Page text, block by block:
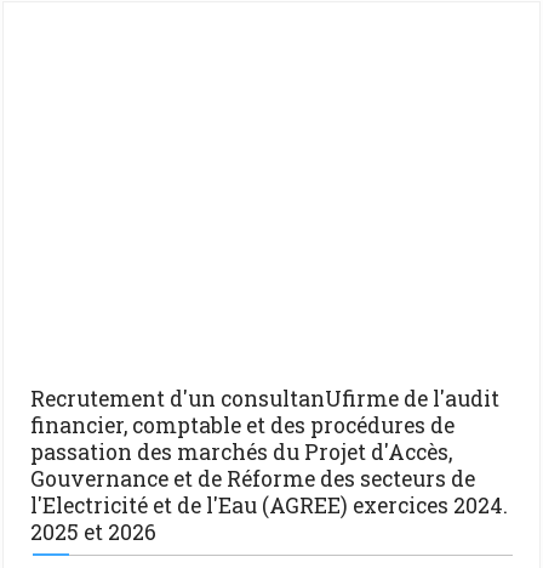
Recrutement d'un consultanUfirme de l'audit
financier, comptable et des procédures de
passation des marchés du Projet d'Accès,
Gouvernance et de Réforme des secteurs de
l'Electricité et de l'Eau (AGREE) exercices 2024.
2025 et 2026